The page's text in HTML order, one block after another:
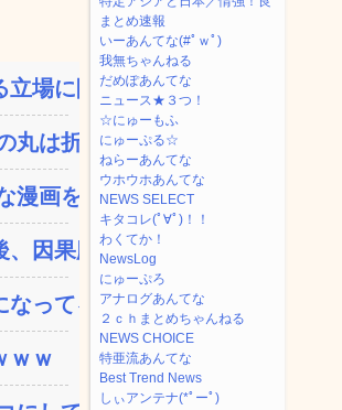
立場に陥っ...
丸は折っ...
漫画を巻...
、因果応報...
なってる…...
ｗｗ
まとめ速報
いーあんてな(#ﾟｗﾟ)
我無ちゃんねる
だめぽあんてな
ニュース★３つ！
☆にゅーもふ
にゅーぷる☆
ねらーあんてな
ウホウホあんてな
NEWS SELECT
キタコレ(ﾟ∀ﾟ)！！
わくてか！
NewsLog
にゅーぷろ
アナログあんてな
２ｃｈまとめちゃんねる
NEWS CHOICE
特亜流あんてな
Best Trend News
しぃアンテナ(*ﾟーﾟ)